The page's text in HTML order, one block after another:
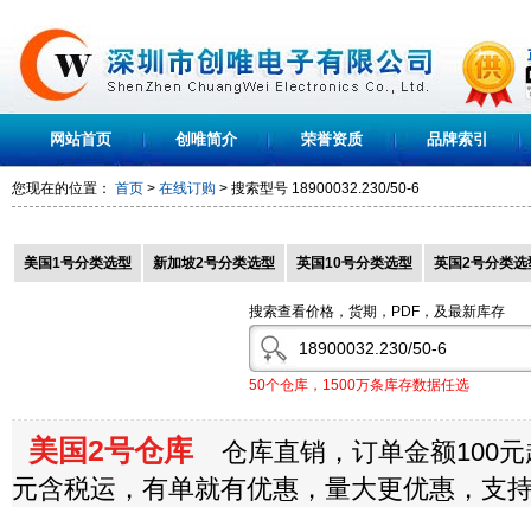
网站首页 创唯简介 荣誉资质 品牌索引
您现在的位置： 首页 > 在线订购 > 搜索型号 18900032.230/50-6
美国1号分类选型 新加坡2号分类选型 英国10号分类选型 英国2号分类选
搜索查看价格，货期，PDF，及最新库存
50个仓库，1500万条库存数据任选
美国2号仓库 仓库直销，订单金额100元
元含税运，有单就有优惠，量大更优惠，支